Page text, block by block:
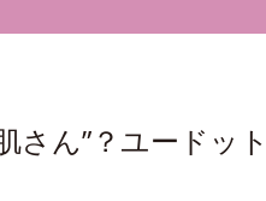
さん”？ユードッ